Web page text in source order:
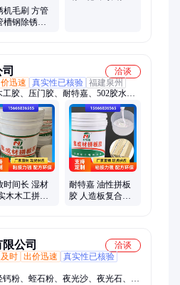
机毛刷 方管
槽钢除锈机
洽谈
迅速 真实性已核验 福建泉州
胶、压门胶、耐特嘉、502胶水、
、板复合胶、胶水强力、份拼板胶、
温热熔胶、强力瞬间胶、汉高吸塑
、油性全能胶、环氧树脂胶、水基
成材拼板胶、聚氨酯热熔胶
时间长 湿材
木木工拼板
耐特嘉 油性拼板
胶 人造板复合胶
公司
洽谈
时 出价迅速
真实性已核验
粉、蛭石粉、夜光沙、夜光石、云